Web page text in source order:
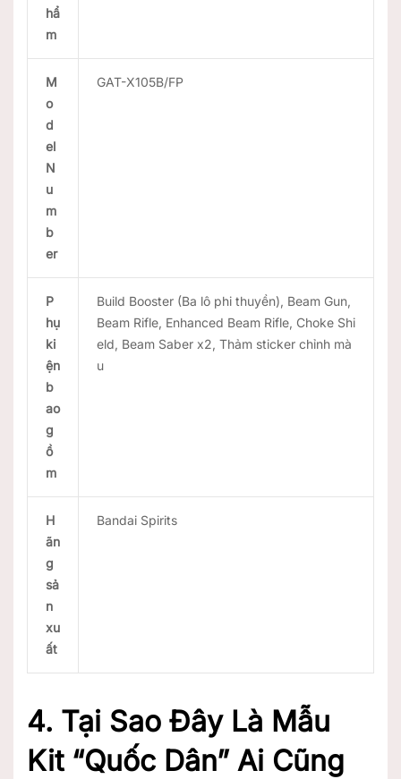
hẩ
m
M
o
d
el
N
u
m
b
er
GAT-X105B/FP
P
hụ
ki
ện
b
ao
g
ồ
m
Build Booster (Ba lô phi thuyền), Beam Gun,
Beam Rifle, Enhanced Beam Rifle, Choke Shi
eld, Beam Saber x2, Thảm sticker chỉnh mà
u
H
ãn
g
sả
n
xu
ất
Bandai Spirits
4. Tại Sao Đây Là Mẫu
Kit “Quốc Dân” Ai Cũng